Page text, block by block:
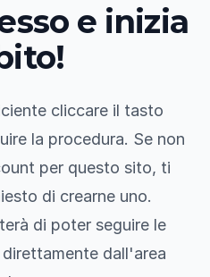
e inizia
cliccare il tasto
la procedura. Se non
per questo sito, ti
di crearne uno.
di poter seguire le
dall'area